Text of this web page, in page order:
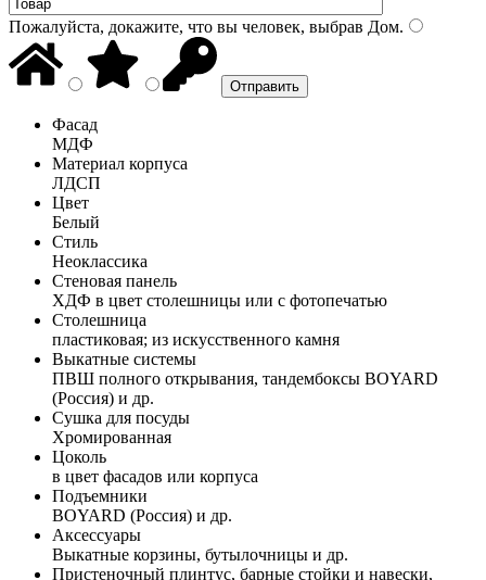
Пожалуйста, докажите, что вы человек, выбрав Дом.
Фасад
МДФ
Материал корпуса
ЛДСП
Цвет
Белый
Стиль
Неоклассика
Стеновая панель
ХДФ в цвет столешницы или с фотопечатью
Столешница
пластиковая; из искусственного камня
Выкатные системы
ПВШ полного открывания, тандембоксы BOYARD
(Россия) и др.
Сушка для посуды
Хромированная
Цоколь
в цвет фасадов или корпуса
Подъемники
BOYARD (Россия) и др.
Аксессуары
Выкатные корзины, бутылочницы и др.
Пристеночный плинтус, барные стойки и навески,